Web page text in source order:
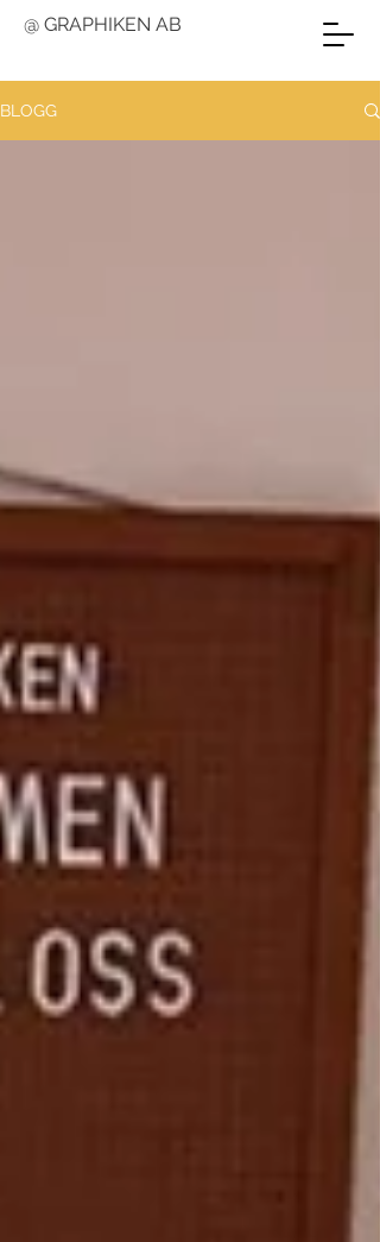
@ GRAPHIKEN AB
BLOGG